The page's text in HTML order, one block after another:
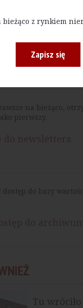
na bieżąco,
pierwszy.
dostęp do bazy
Tu wróciło
bieżąco z rynkiem
Zapisz się